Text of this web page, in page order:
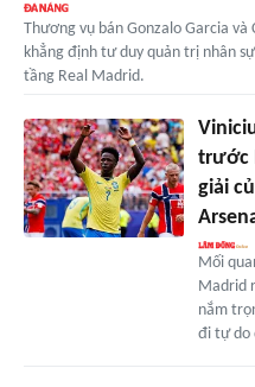
Thương vụ bán Gonzalo Garcia và
khẳng định tư duy quản trị nhân
tầng Real Madrid.
trước
giải
Mối
Madrid
nắm
đi tự do